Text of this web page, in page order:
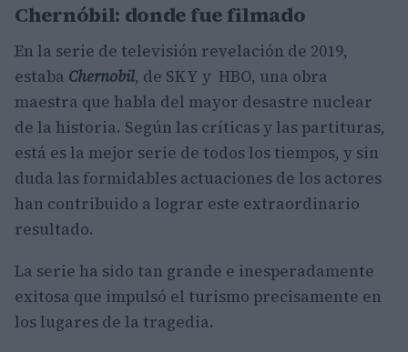
Chernóbil: donde fue filmado
En la serie de televisión revelación de 2019,
estaba Chernobil, de SKY y HBO, una obra
maestra que habla del mayor desastre nuclear
de la historia. Según las críticas y las partituras,
está es la mejor serie de todos los tiempos, y sin
duda las formidables actuaciones de los actores
han contribuido a lograr este extraordinario
resultado.
La serie ha sido tan grande e inesperadamente
exitosa que impulsó el turismo precisamente en
los lugares de la tragedia.